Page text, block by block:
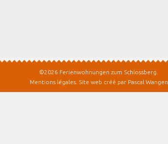
©2026 Ferienwohnungen zum Schlossberg.
Mentions légales. Site web créé par Pascal Wangen